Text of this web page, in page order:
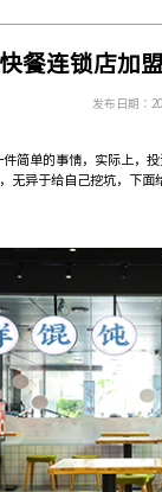
快餐连锁店加
发布日期：
简单的事情，实际上，
无异于给自己挖坑，下